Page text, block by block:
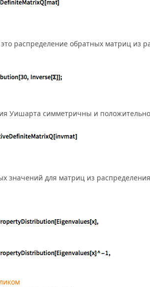
распределение обратных матриц из
Уишарта симметричны и
значений для матриц из